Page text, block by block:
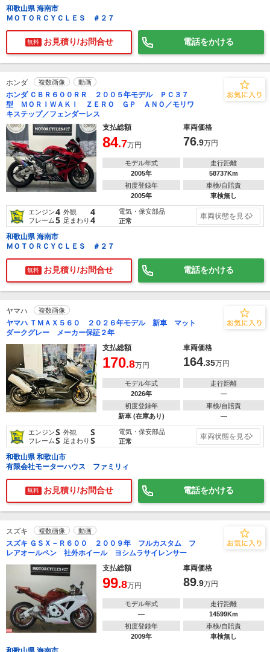
和歌山県 海南市
ＭＯＴＯＲＣＹＣＬＥＳ ＃２７
無料 お見積り/お問合せ 電話をかける
ホンダ 複数画像 動画
ホンダ ＣＢＲ６００ＲＲ ２００５年モデル ＰＣ３７
型 ＭＯＲＩＷＡＫＩ ＺＥＲＯ ＧＰ ＡＮＯ／モリワ
キステップ／フェンダーレス
支払総額
車両価格
84.7万円 76.9万円
モデル年式
2005年
走行距離
58737Km
初度登録年
2005年
車検/自賠責
車検無し
エンジン4 外観 4
フレーム5 足まわり 4
電気・保安部品
正常
車両状態を見る
和歌山県 海南市
ＭＯＴＯＲＣＹＣＬＥＳ ＃２７
無料 お見積り/お問合せ 電話をかける
ヤマハ 複数画像
ヤマハ ＴＭＡＸ５６０ ２０２６年モデル 新車 マット
ダークグレー メーカー保証２年
支払総額
車両価格
170.8万円 164.35万円
モデル年式
2026年
走行距離
―
初度登録年
新車 (在庫あり)
車検/自賠責
―
エンジンS 外観 S
フレームS 足まわり S
電気・保安部品
正常
車両状態を見る
和歌山県 和歌山市
有限会社モーターハウス ファミリィ
無料 お見積り/お問合せ 電話をかける
スズキ 複数画像 動画
スズキ ＧＳＸ－Ｒ６００ ２００９年 フルカスタム フ
レアオールペン 社外ホイール ヨシムラサイレンサー
支払総額
車両価格
99.8万円 89.9万円
モデル年式
―
走行距離
14599Km
初度登録年
2009年
車検/自賠責
車検無し